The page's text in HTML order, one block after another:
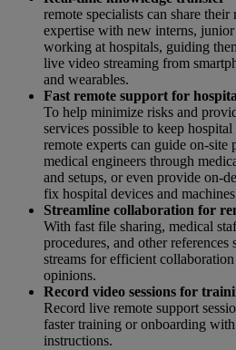
remote specialists can share
expertise with new interns,
working at hospitals, guiding
live video streaming from
and wearables.
Fast remote support for
To help minimize risks and
services possible to keep
remote experts can guide on-
medical engineers through
and setups, or even provide on-
fix hospital devices and
Streamline collaboration for
With fast file sharing, medical
procedures, and other
streams for efficient
opinions.
Record video sessions for
Record live remote support
faster training or onboarding
instructions.